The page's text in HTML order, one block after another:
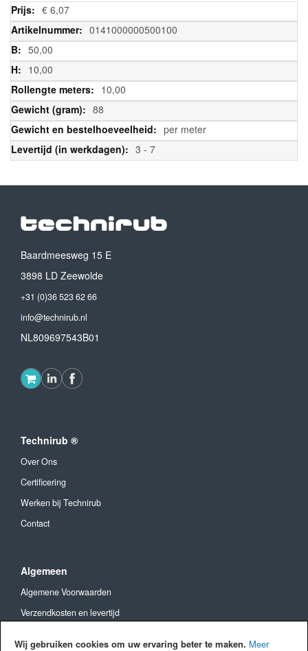
Wij gebruiken cookies om uw ervaring beter te maken. Meer
Meer
informatie
€ 6,07
0141000000500100
50,00
10,00
10,00
88
per meter
3 - 7
Baardmeesweg 15 E
3898 LD Zeewolde
+31 (0)36 523 62 66
info@technirub.nl
NL809697543B01
Technirub ®
Over Ons
Certificering
Werken bij Technirub
Contact
Algemeen
Algemene Voorwaarden
Verzendkosten en levertijd